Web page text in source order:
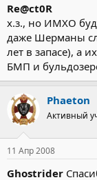
Re@ct0R
х.з., но ИМХО
даже Шерманы
лет в запасе), а
БМП и
Phaeton
Активный
11 Апр 2008
Ghostrider